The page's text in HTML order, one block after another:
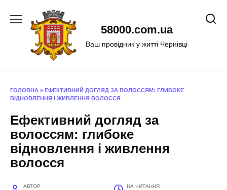
58000.com.ua
Ваш провідник у житті Чернівці
ГОЛОВНА » ЕФЕКТИВНИЙ ДОГЛЯД ЗА ВОЛОССЯМ: ГЛИБОКЕ
ВІДНОВЛЕННЯ І ЖИВЛЕННЯ ВОЛОССЯ
Ефективний догляд за
волоссям: глибоке
відновлення і живлення
волосся
АВТОР НА ЧИТАННЯ